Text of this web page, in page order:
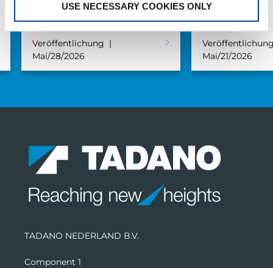
USE NECESSARY COOKIES ONLY
Veröffentlichung
Mai/28/2026
Mai/21/2026
TADANO NEDERLAND B.V.
Component 1